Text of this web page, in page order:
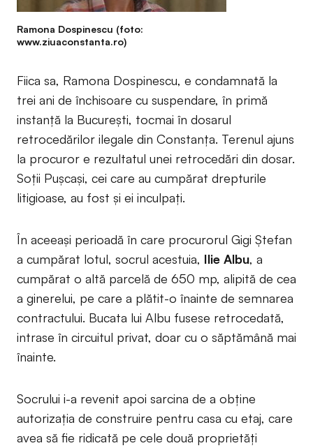
Ramona Dospinescu (foto:
www.ziuaconstanta.ro)
Fiica sa, Ramona Dospinescu, e condamnată la
trei ani de închisoare cu suspendare, în primă
instanță la București, tocmai în dosarul
retrocedărilor ilegale din Constanța. Terenul ajuns
la procuror e rezultatul unei retrocedări din dosar.
Soții Pușcași, cei care au cumpărat drepturile
litigioase, au fost și ei inculpați.
În aceeași perioadă în care procurorul Gigi Ștefan
a cumpărat lotul, socrul acestuia, Ilie Albu, a
cumpărat o altă parcelă de 650 mp, alipită de cea
a ginerelui, pe care a plătit-o înainte de semnarea
contractului. Bucata lui Albu fusese retrocedată,
intrase în circuitul privat, doar cu o săptămână mai
înainte.
Socrului i-a revenit apoi sarcina de a obține
autorizația de construire pentru casa cu etaj, care
avea să fie ridicată pe cele două proprietăți